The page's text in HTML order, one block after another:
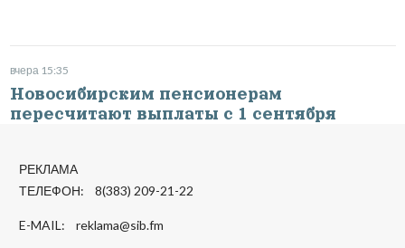
вчера 15:35
Новосибирским пенсионерам
пересчитают выплаты с 1 сентября
РЕКЛАМА
ТЕЛЕФОН: 8(383) 209-21-22
E-MAIL: reklama@sib.fm